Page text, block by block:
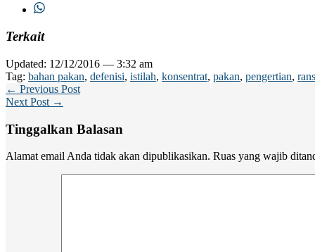
Terkait
Updated: 12/12/2016 — 3:32 am
Tag: bahan pakan, defenisi, istilah, konsentrat, pakan, pengertian,
← Previous Post
Next Post →
Tinggalkan Balasan
Alamat email Anda tidak akan dipublikasikan. Ruas yang wajib